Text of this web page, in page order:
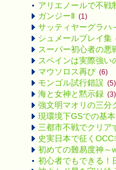
アリエノールで不戦
ガンジーⅡ (1)
サッティヤーグラハ
シュメールプレイ集
スーパー初心者の悪
スペインは実際強い
マウソロス再び (6)
モンゴル試行錯誤 (5)
海と女神と黙示録 (3)
強文明マオリの三分
現環境下GSでの基
三都市不戦でクリア
史実日本で征くOCC
初めての難易度神～
初心者でもできる！